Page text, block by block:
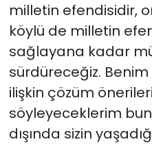
milletin efendisidir,
köylü de milletin
sağlayana kadar
sürdüreceğiz.
ilişkin çözüm
söyleyeceklerim
dışında sizin